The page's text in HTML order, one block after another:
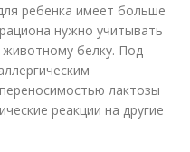
ребенка имеет больше
нужно учитывать
животному белку. Под
лактозы
реакции на другие